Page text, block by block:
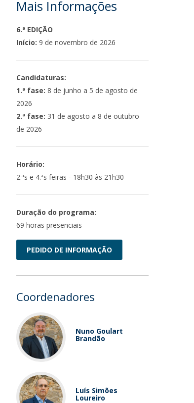
Mais Informações
6.ª EDIÇÃO
Início: 9 de novembro de 2026
Candidaturas:
1.ª fase:8 de junho a 5 de agosto de
2026
2.ª fase: 31 de agosto a 8 de outubro
de 2026
Horário:
2.ªs e 4.ªs feiras - 18h30 às 21h30
Duração do programa:
69 horas presenciais
PEDIDO DE INFORMAÇÃO
Coordenadores
Nuno Goulart
Brandão
Luís Simões
Loureiro